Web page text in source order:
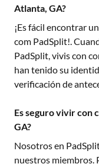
Atlanta, GA?
¡Es fácil encontrar
com PadSplit!.
PadSplit, vivis con
han tenido su
verificación de
Es seguro vivir con
GA?
Nosotros en
nuestros miembros.